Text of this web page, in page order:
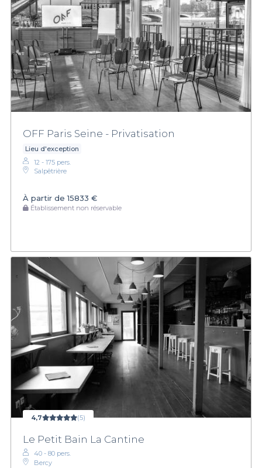
OFF Paris Seine - Privatisation
Lieu d'exception
12 - 175 pers.
Salpêtrière
À partir de15833 €
Établissement non réservable
4,7 (5)
Le Petit Bain La Cantine
40 - 80 pers.
Bercy